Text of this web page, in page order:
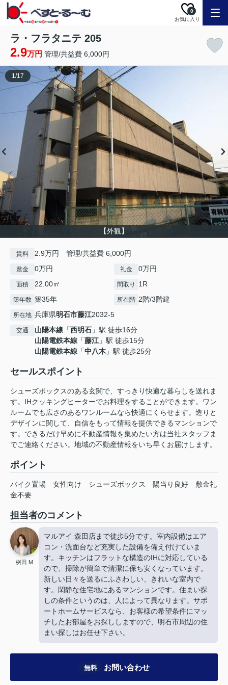
お気に入り
0
ラ・フラタニテ 205
2.9万円 管理/共益費 6,000円
【外観】
1/17
賃料 2.9万円 管理/共益費 6,000円
敷金 0万円 礼金 0万円
面積 22.00㎡ 間取り 1R
築年数 築35年 所在階 2階/3階建
所在地 兵庫県明石市藤江2032-5
交通 山陽本線 「西明石 」駅 徒歩16分
山陽電鉄本線 「藤江」駅 徒歩15分
山陽電鉄本線 「中八木 」駅 徒歩25分
セールスポイント
シューズボックスのある玄関で、すっきり快適な暮らしを送れま
す。IHクッキングヒーターでお料理をすることができます。ワン
ルームでも広さのあるワンルームなら快適にくらせます。造りと
デザインに関して、自信をもって情報を提供できるマンションで
す。できるだけ早めに不動産情報を集めたい方は当社スタッフま
でご連絡ください。地域の不動産情報をいち早くお届けします。
ポイント
バイク置場 女性向け シューズボックス 陽当り良好
敷金礼
金不要
担当者のコメント
桝田 M
マルアイ 森田店まで徒歩5分です。室内設備はエア
コン・洗面台など充実した設備を備え付けていま
す。キッチンはフラットな構造のIHに対応している
ので、掃除が簡単で清潔に保ち安くなっています。
新しい日々を送るにふさわしい、きれいな室内で
す。閑静な住宅地にあるマンションです。住まい探
しの条件というのは、人によって異なります。サポ
ートホームサービスなら、お客様の希望条件にマッ
チしたお部屋をお探ししますので、明石市周辺の住
まい探しはお任せ下さい。
無料 お問い合わせ